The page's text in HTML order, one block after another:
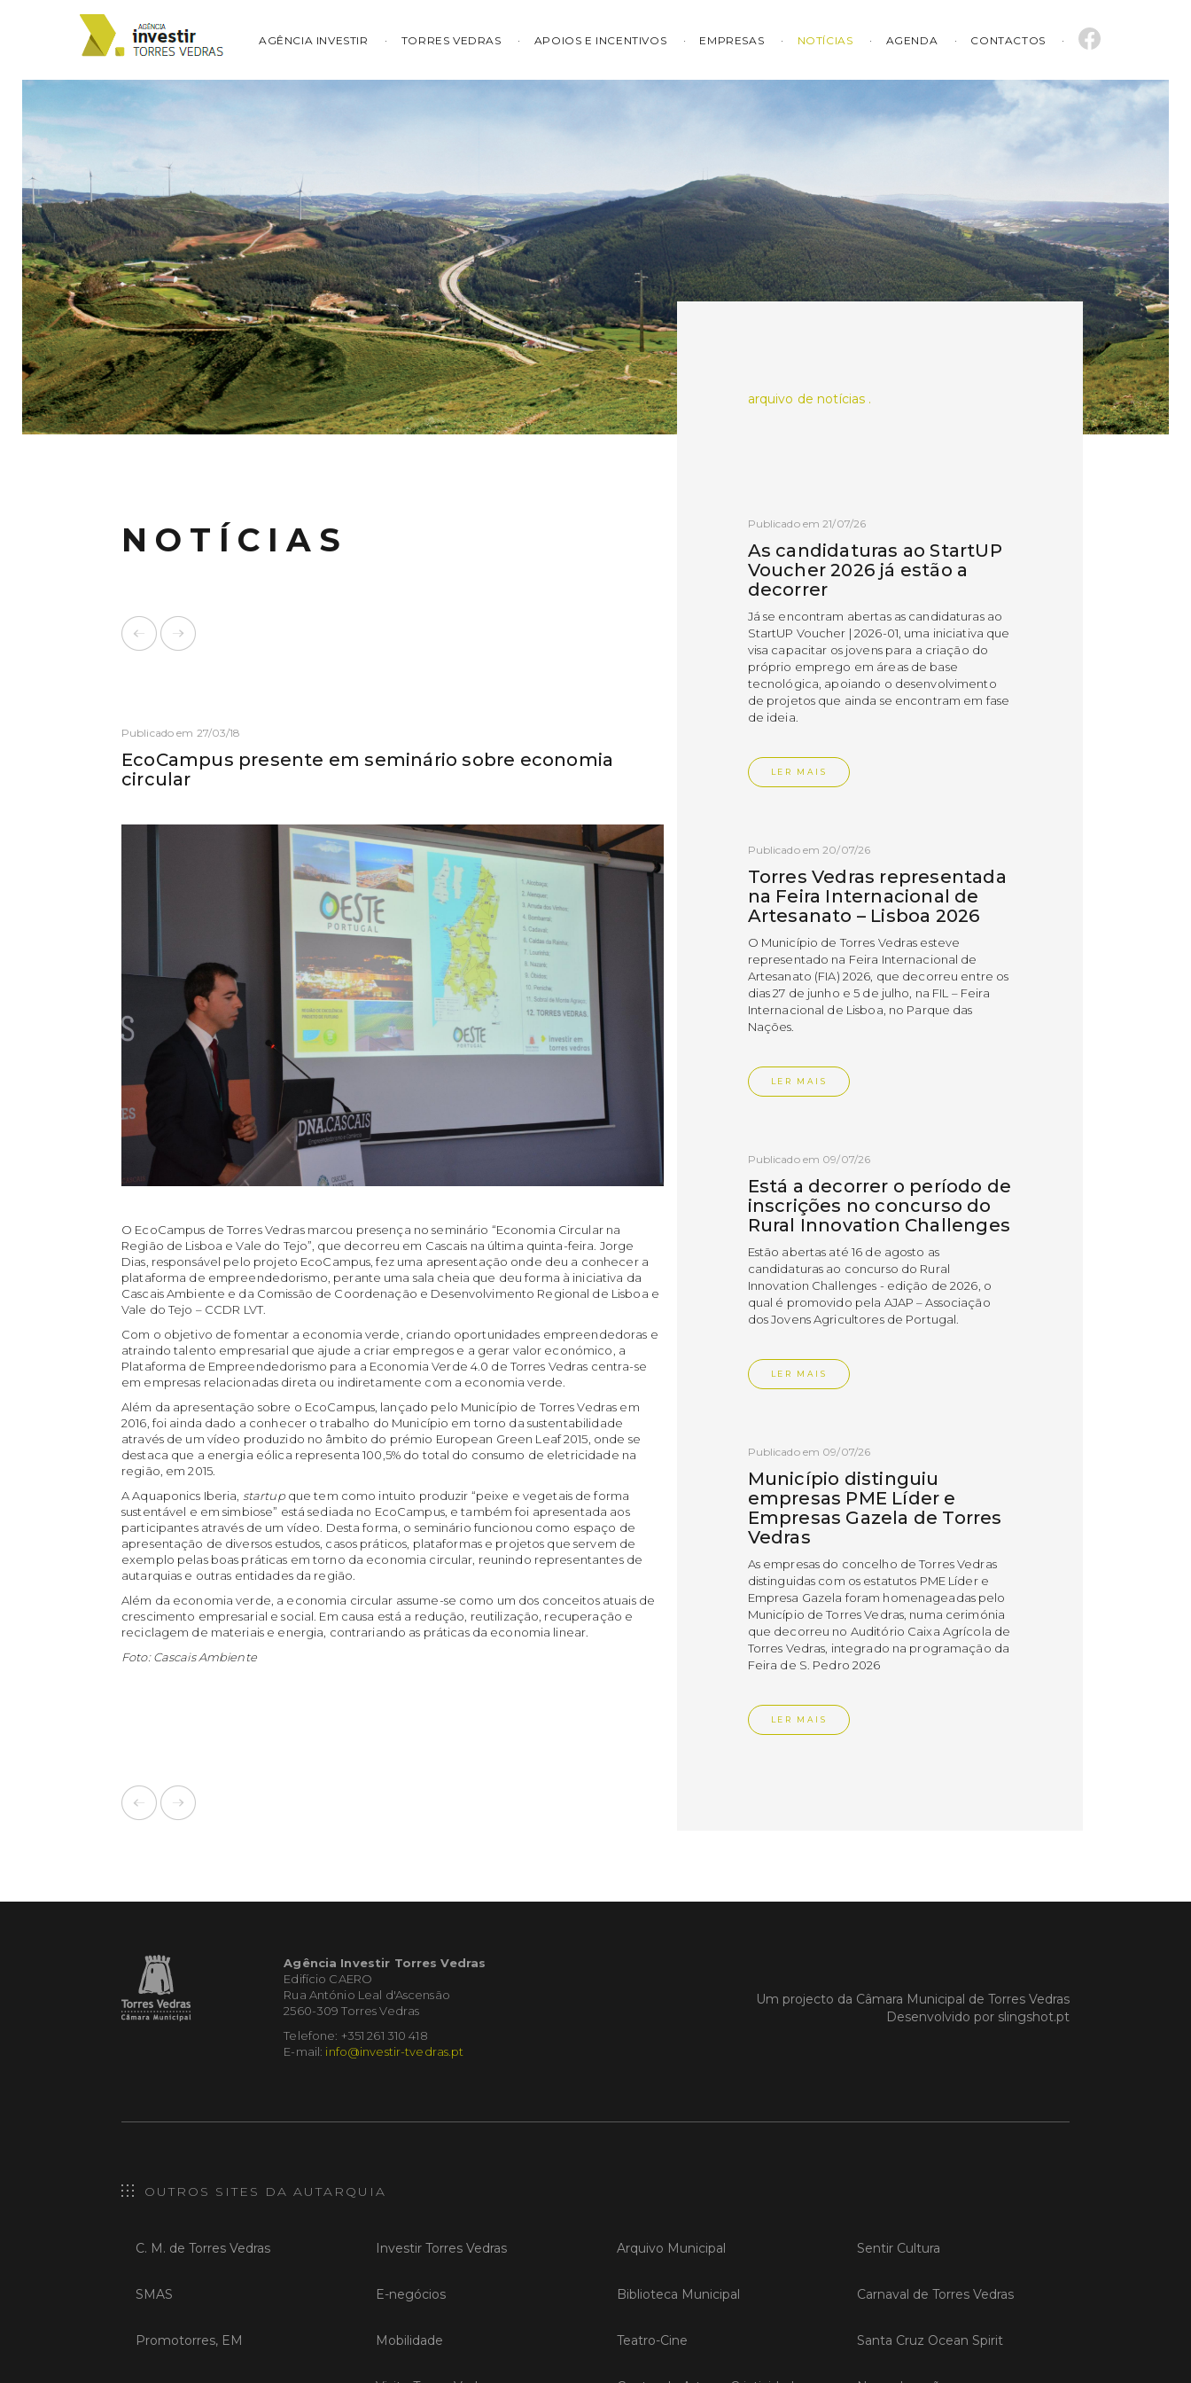
AGÊNCIA INVESTIR TORRES VEDRAS APOIOS E INCENTIVOS EMPRESAS NOTÍCIAS AGENDA CONTACTOS
NOTÍCIAS
Publicado em 27/03/18
EcoCampus presente em seminário sobre economia
circular
O EcoCampus de Torres Vedras marcou presença no seminário “Economia Circular na
Região de Lisboa e Vale do Tejo”, que decorreu em Cascais na última quinta-feira. Jorge
Dias, responsável pelo projeto EcoCampus, fez uma apresentação onde deu a conhecer a
plataforma de empreendedorismo, perante uma sala cheia que deu forma à iniciativa da
Cascais Ambiente e da Comissão de Coordenação e Desenvolvimento Regional de Lisboa e
Vale do Tejo – CCDR LVT.
Com o objetivo de fomentar a economia verde, criando oportunidades empreendedoras e
atraindo talento empresarial que ajude a criar empregos e a gerar valor económico, a
Plataforma de Empreendedorismo para a Economia Verde 4.0 de Torres Vedras centra-se
em empresas relacionadas direta ou indiretamente com a economia verde.
Além da apresentação sobre o EcoCampus, lançado pelo Município de Torres Vedras em
2016, foi ainda dado a conhecer o trabalho do Município em torno da sustentabilidade
através de um vídeo produzido no âmbito do prémio European Green Leaf 2015, onde se
destaca que a energia eólica representa 100,5% do total do consumo de eletricidade na
região, em 2015.
A Aquaponics Iberia, startupque tem como intuito produzir “peixe e vegetais de forma
sustentável e em simbiose” está sediada no EcoCampus, e também foi apresentada aos
participantes através de um vídeo. Desta forma, o seminário funcionou como espaço de
apresentação de diversos estudos, casos práticos, plataformas e projetos que servem de
exemplo pelas boas práticas em torno da economia circular, reunindo representantes de
autarquias e outras entidades da região.
Além da economia verde, a economia circular assume-se como um dos conceitos atuais de
crescimento empresarial e social. Em causa está a redução, reutilização, recuperação e
reciclagem de materiais e energia, contrariando as práticas da economia linear.
Foto: Cascais Ambiente
arquivo de notícias .
Publicado em 21/07/26
As candidaturas ao StartUP
Voucher 2026 já estão a
decorrer
Já se encontram abertas as candidaturas ao
StartUP Voucher | 2026-01, uma iniciativa que
visa capacitar os jovens para a criação do
próprio emprego em áreas de base
tecnológica, apoiando o desenvolvimento
de projetos que ainda se encontram em fase
de ideia.
LER MAIS
Publicado em 20/07/26
Torres Vedras representada
na Feira Internacional de
Artesanato – Lisboa 2026
O Município de Torres Vedras esteve
representado na Feira Internacional de
Artesanato (FIA) 2026, que decorreu entre os
dias 27 de junho e 5 de julho, na FIL – Feira
Internacional de Lisboa, no Parque das
Nações.
LER MAIS
Publicado em 09/07/26
Está a decorrer o período de
inscrições no concurso do
Rural Innovation Challenges
Estão abertas até 16 de agosto as
candidaturas ao concurso do Rural
Innovation Challenges - edição de 2026, o
qual é promovido pela AJAP – Associação
dos Jovens Agricultores de Portugal.
LER MAIS
Publicado em 09/07/26
Município distinguiu
empresas PME Líder e
Empresas Gazela de Torres
Vedras
As empresas do concelho de Torres Vedras
distinguidas com os estatutos PME Líder e
Empresa Gazela foram homenageadas pelo
Município de Torres Vedras, numa cerimónia
que decorreu no Auditório Caixa Agrícola de
Torres Vedras, integrado na programação da
Feira de S. Pedro 2026
LER MAIS
iniciativas focadas na inovação, criação de
Agência Investir Torres Vedras
Edifício CAERO
Rua António Leal d'Ascensão
2560-309 Torres Vedras
Telefone: +351 261 310 418
E-mail: info@investir-tvedras.pt
Um projecto da Câmara Municipal de Torres Vedras
Desenvolvido por slingshot.pt
OUTROS SITES DA AUTARQUIA
C. M. de Torres Vedras
SMAS
Promotorres, EM
Investir Torres Vedras
E-negócios
Mobilidade
Arquivo Municipal
Biblioteca Municipal
Teatro-Cine
Sentir Cultura
Carnaval de Torres Vedras
Santa Cruz Ocean Spirit